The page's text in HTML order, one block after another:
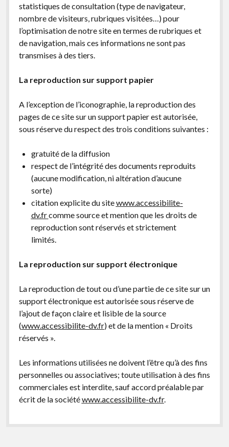
statistiques de consultation (type de navigateur,
nombre de visiteurs, rubriques visitées…) pour
l’optimisation de notre site en termes de rubriques et
de navigation, mais ces informations ne sont pas
transmises à des tiers.
La reproduction sur support papier
A l’exception de l’iconographie, la reproduction des
pages de ce site sur un support papier est autorisée,
sous réserve du respect des trois conditions suivantes :
gratuité de la diffusion
respect de l’intégrité des documents reproduits
(aucune modification, ni altération d’aucune
sorte)
citation explicite du sitewww.accessibilite-
dv.frcomme source et mention que les droits de
reproduction sont réservés et strictement
limités.
La reproduction sur support électronique
La reproduction de tout ou d’une partie de ce site sur un
support électronique est autorisée sous réserve de
l’ajout de façon claire et lisible de la source
(www.accessibilite-dv.fr) et de la mention « Droits
réservés ».
Les informations utilisées ne doivent l’être qu’à des fins
personnelles ou associatives; toute utilisation à des fins
commerciales est interdite, sauf accord préalable par
écrit de la sociétéwww.accessibilite-dv.fr.